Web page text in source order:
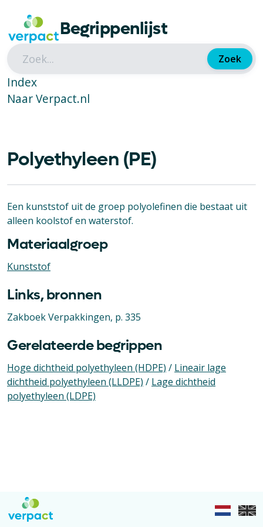
Begrippenlijst
Zoek
Index
Naar Verpact.nl
Polyethyleen (PE)
Een kunststof uit de groep polyolefinen die bestaat uit
alleen koolstof en waterstof.
Materiaalgroep
Kunststof
Links, bronnen
Zakboek Verpakkingen, p. 335
Gerelateerde begrippen
Hoge dichtheid polyethyleen (HDPE) / Lineair lage
dichtheid polyethyleen (LLDPE) / Lage dichtheid
polyethyleen (LDPE)